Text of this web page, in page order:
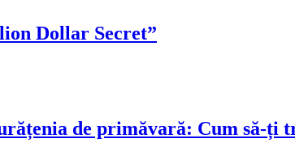
Dollar Secret”
de primăvară: Cum să-ți